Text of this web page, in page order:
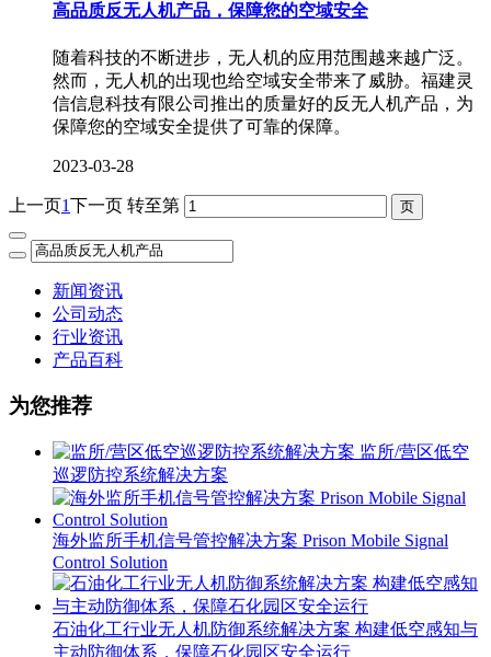
高品质反无人机产品，保障您的空域安全
随着科技的不断进步，无人机的应用范围越来越广泛。
然而，无人机的出现也给空域安全带来了威胁。福建灵
信信息科技有限公司推出的质量好的反无人机产品，为
保障您的空域安全提供了可靠的保障。
2023-03-28
上一页1下一页 转至第
新闻资讯
公司动态
行业资讯
产品百科
为您推荐
监所/营区低空
巡逻防控系统解决方案
海外监所手机信号管控解决方案 Prison Mobile Signal
Control Solution
石油化工行业无人机防御系统解决方案 构建低空感知与
主动防御体系，保障石化园区安全运行